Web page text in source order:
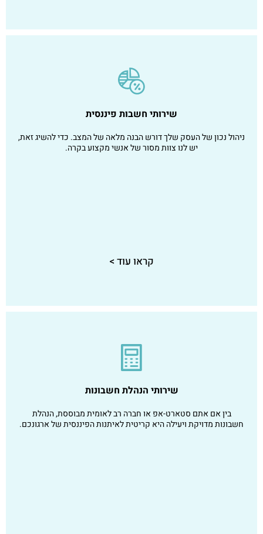
שירותי חשבות פיננסית
ניהול נכון של העסק שלך דורש הבנה מלאה של המצב. כדי להשיג זאת,
יש לנו צוות מסור של אנשי מקצוע בקרה.
קראו עוד >
שירותי הנהלת חשבונות
בין אם אתם סטארט-אפ או חברה רב לאומית מבוססת, הנהלת
חשבונות מדויקת ויעילה היא קריטית לאיתנות הפיננסית של ארגונכם.